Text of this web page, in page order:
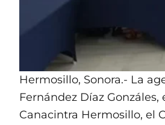
Hermosillo, Sonora.- La
Fernández Díaz
Canacintra Hermosillo, el